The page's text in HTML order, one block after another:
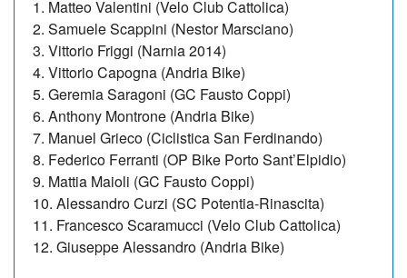
1. Matteo Valentini (Velo Club Cattolica)
2. Samuele Scappini (Nestor Marsciano)
3. Vittorio Friggi (Narnia 2014)
4. Vittorio Capogna (Andria Bike)
5. Geremia Saragoni (GC Fausto Coppi)
6. Anthony Montrone (Andria Bike)
7. Manuel Grieco (Ciclistica San Ferdinando)
8. Federico Ferranti (OP Bike Porto Sant’Elpidio)
9. Mattia Maioli (GC Fausto Coppi)
10. Alessandro Curzi (SC Potentia-Rinascita)
11. Francesco Scaramucci (Velo Club Cattolica)
12. Giuseppe Alessandro (Andria Bike)